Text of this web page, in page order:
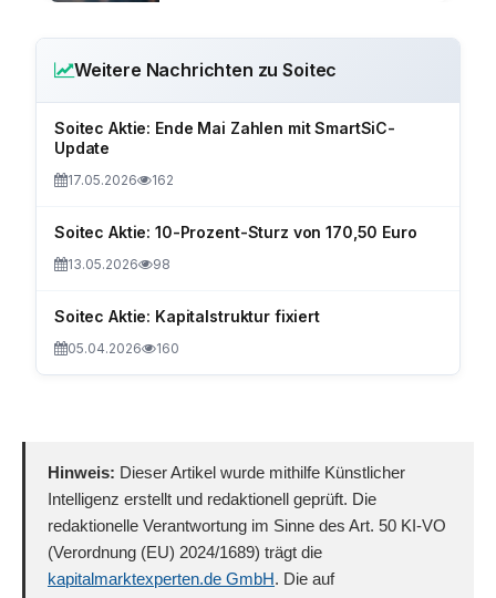
Weitere Nachrichten zu Soitec
Soitec Aktie: Ende Mai Zahlen mit SmartSiC-
Update
17.05.2026 162
Soitec Aktie: 10-Prozent-Sturz von 170,50 Euro
13.05.2026 98
Soitec Aktie: Kapitalstruktur fixiert
05.04.2026 160
Hinweis: Dieser Artikel wurde mithilfe Künstlicher
Intelligenz erstellt und redaktionell geprüft. Die
redaktionelle Verantwortung im Sinne des Art. 50 KI-VO
(Verordnung (EU) 2024/1689) trägt die
kapitalmarktexperten.de GmbH. Die auf